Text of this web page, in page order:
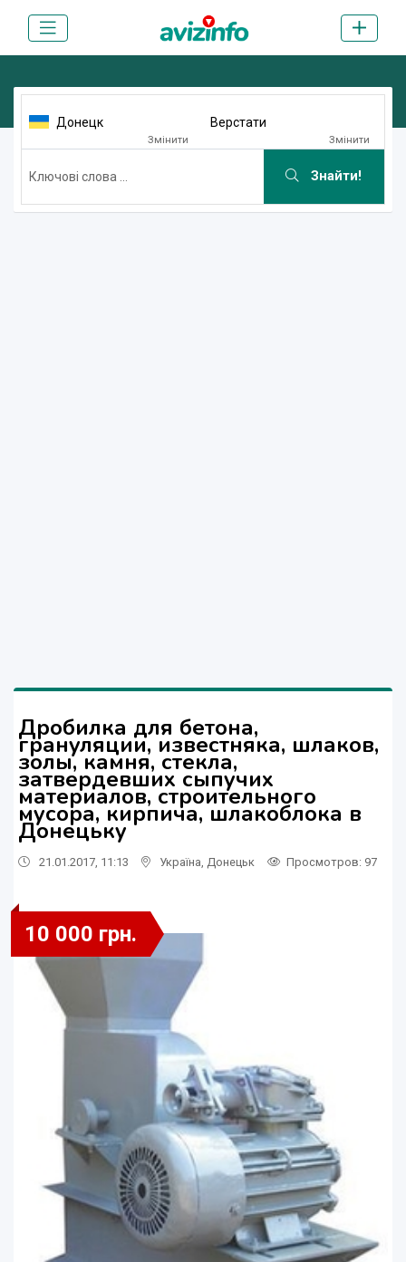
Донецк
Змінити
Верстати
Змінити
Знайти!
Дробилка для бетона,
грануляции, известняка, шлаков,
золы, камня, стекла,
затвердевших сыпучих
материалов, строительного
мусора, кирпича, шлакоблока в
Донецьку
21.01.2017, 11:13 Україна Донецьк Просмотров: 97
10 000 грн.